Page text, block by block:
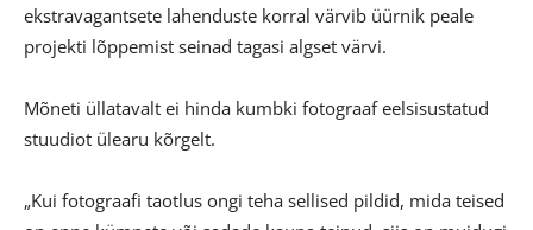
ekstravagantsete lahenduste korral värvib üürnik peale
projekti lõppemist seinad tagasi algset värvi.
Mõneti üllatavalt ei hinda kumbki fotograaf eelsisustatud
stuudiot ülearu kõrgelt.
„Kui fotograafi taotlus ongi teha sellised pildid, mida teised